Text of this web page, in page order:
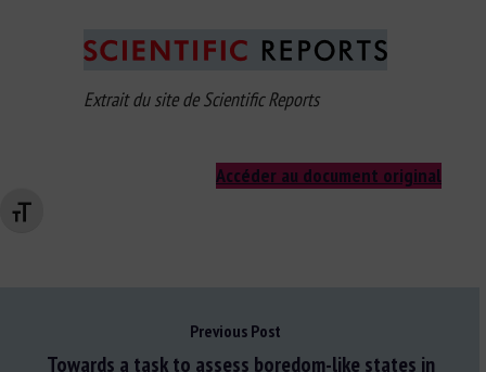
Changer la taille de la police
Extrait du site de Scientific Reports
Accéder au document original
Previous Post
Towards a task to assess boredom-like states in